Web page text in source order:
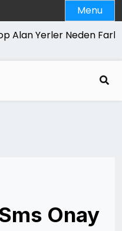
Menu
Yerler Neden Farkli
Onay